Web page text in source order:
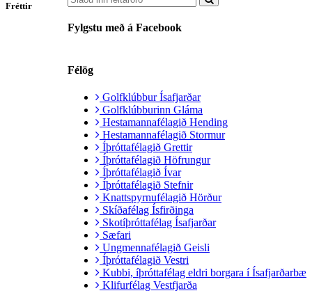
Fylgstu með á Facebook
Félög
Golfklúbbur Ísafjarðar
Golfklúbburinn Gláma
Hestamannafélagið Hending
Hestamannafélagið Stormur
Íþróttafélagið Grettir
Íþróttafélagið Höfrungur
Íþróttafélagið Ívar
Íþróttafélagið Stefnir
Knattspyrnufélagið Hörður
Skíðafélag Ísfirðinga
Skotíþróttafélag Ísafjarðar
Sæfari
Ungmennafélagið Geisli
Íþróttafélagið Vestri
Kubbi, íþróttafélag eldri borgara í Ísafjarðarbæ
Klifurfélag Vestfjarða
Fréttir